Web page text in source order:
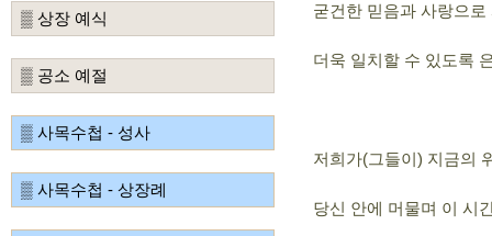
▒ 상장 예식
▒ 공소 예절
▒ 사목수첩 - 성사
▒ 사목수첩 - 상장례
굳건한 믿음과 사랑으
더욱 일치할 수 있도록
저희가(그들이) 지금의
당신 안에 머물며 이 시